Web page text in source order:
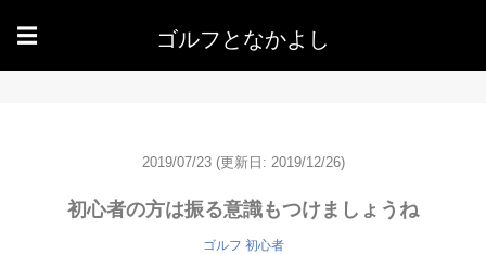
☰ ゴルフとなかよし
2019/07/23 (更新日: 2019/12/26)
初心者の方は振る意識もつけましょうね
ゴルフ 初心者